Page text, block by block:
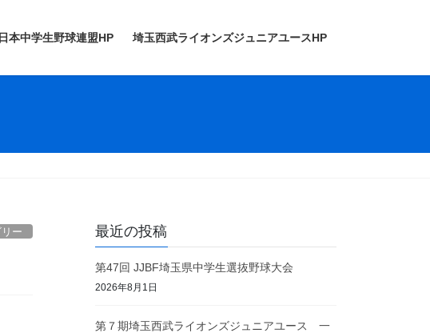
日本中学生野球連盟HP 埼玉西武ライオンズジュニアユースHP
ー 最近の投稿
第47回 JJBF埼玉県中学生選抜野球大会
2026年8月1日
第７期埼玉西武ライオンズジュニアユース 一